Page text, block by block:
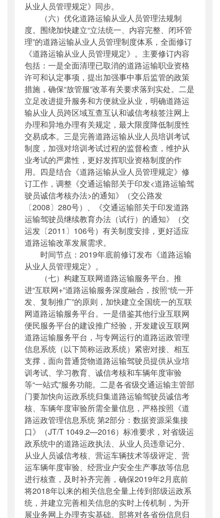
从业人员管理规定》同步。
（六）优化道路运输从业人员管理法规制
度。围绕加快建立“立法统一、内容完整、闭环管
理”的道路运输从业人员管理制度体系，全面修订
《道路运输从业人员管理规定》。主要修订内容
包括：一是全面清理已取消的道路运输职业资格
许可和认定事项，提出加强事中事后监管的政策
措施，确保“放管服”改革有关要求落到实处。二是
立足改进提升服务和方便就业从业，明确道路运
输从业人员跨区域互查互认和诚信考核签注网上
办理和异地办理有关规定，最大限度降低制度性
交易成本。三是完善道路运输从业人员培训考试
制度，加强对培训考试过程的监督检查，维护从
业考试的严肃性，更好发挥职业资格制度的作
用。四是结合《道路运输从业人员管理规定》修
订工作，调整《交通运输部关于印发<道路运输驾
驶员诚信考核办法>的通知》（交公路发
〔2008〕280号）、《交通运输部关于印发道路
运输驾驶员继续教育办法（试行）的通知》（交
运发〔2011〕106号）有关制度安排，更好适应
道路运输改革发展需求。
时间节点：2019年底前修订发布《道路运输
从业人员管理规定》。
（七）构建互联网道路运输服务平台。推
进“互联网+”道路运输服务深度融合，按照“统一开
发、复制推广”的原则，加快建立全国统一的互联
网道路运输服务平台。一是借鉴其他行业互联网
便民服务平台的建设推广经验，开发建设互联网
道路运输服务平台，与专网运行的道路运政管理
信息系统（以下简称运政系统）紧密对接、相互
支撑，面向普通货物道路运输驾驶员提供从业培
训考试、学习教育、诚信考核和车辆年度审验
等“一站式”服务功能。二是各省级交通运输主管部
门要加快向运政系统归集道路运输驾驶员诚信考
核、车辆年度审验所需全量信息，严格按照《道
路运政管理信息系统 第2部分：数据资源采集接
口》（JT/T 1049.2—2016）标准要求，对省级运
政系统中的道路运政执法、从业人员违章记分、
从业人员诚信考核、营运车辆技术等级评定、营
运车辆年度审验、经营业户安全生产事故等信息
进行核查，及时补齐完善，确保2019年2月底前
将2018年以来的相关信息全量上传到部级运政系
统，并建立完善相关信息的实时上传机制，为开
展业务网上办理夯实基础。部将对各省份信息归